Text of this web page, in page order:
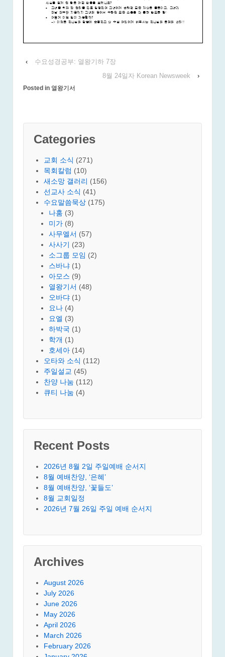
‹
수요성경공부: 열왕기하 7장
8월 24일자 Korean Newsweek
›
Posted in 열왕기서
Categories
교회 소식 (271)
목회칼럼 (10)
새소망 갤러리 (156)
선교사 소식 (41)
수요말씀묵상 (175)
나훔 (3)
미가 (8)
사무엘서 (57)
사사기 (23)
소그룹 모임 (2)
스바냐 (1)
아모스 (9)
열왕기서 (48)
오바댜 (1)
요나 (4)
요엘 (3)
하박국 (1)
학개 (1)
호세아 (14)
오타와 소식 (112)
주일설교 (45)
찬양 나눔 (112)
큐티 나눔 (4)
Recent Posts
2026년 8월 2일 주일예배 순서지
8월 예배찬양, ‘은혜’
8월 예배찬양, ‘꽃들도’
8월 교회일정
2026년 7월 26일 주일 예배 순서지
Archives
August 2026
July 2026
June 2026
May 2026
April 2026
March 2026
February 2026